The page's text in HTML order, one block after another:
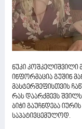
ნუკი კოშკელიშვილი
ინფორმაცია გუშინ
მასტერშეფისთვის
რას დაარქმევს
ბიჭი გაუჩნდება
საპატივცემულოდ.